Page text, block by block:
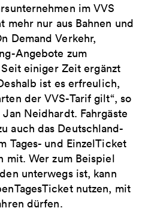
im VVS
mehr nur aus Bahnen und
Demand Verkehr,
Angebote zum
einiger Zeit ergänzt
ist es erfreulich,
der VVS-Tarif gilt“, so
Neidhardt. Fahrgäste
auch das Deutschland-
Tages- und EinzelTicket
mit. Wer zum Beispiel
unterwegs ist, kann
nutzen, mit
dürfen.